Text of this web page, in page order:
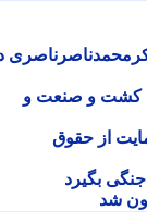
در
و صنعت و
از حقوق
بگیرد